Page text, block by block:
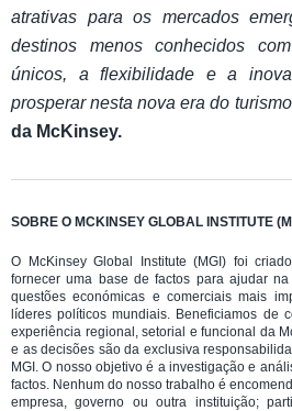
atrativas para os mercados
destinos menos conhecidos
únicos, a flexibilidade e a
prosperar nesta nova era do
da McKinsey.
SOBRE O MCKINSEY GLOBAL INSTITUTE
O McKinsey Global Institute (MGI) foi
fornecer uma base de factos para ajudar
questões económicas e comerciais mais
líderes políticos mundiais. Beneficiamos de
experiência regional, setorial e funcional da
e as decisões são da exclusiva
MGI. O nosso objetivo é a investigação e
factos. Nenhum do nosso trabalho é
empresa, governo ou outra instituição;